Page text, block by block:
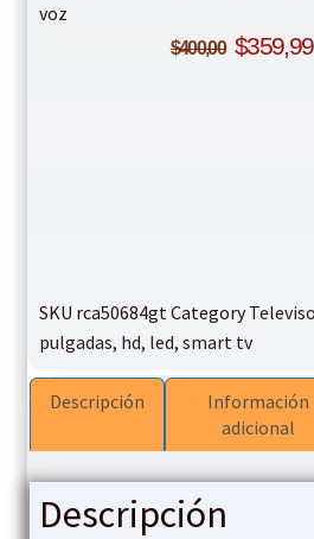
voz
$400,00 $359,99
SKU rca50684gt Category
pulgadas, hd, led, smart tv
Descripción
Información
adicional
Descripción